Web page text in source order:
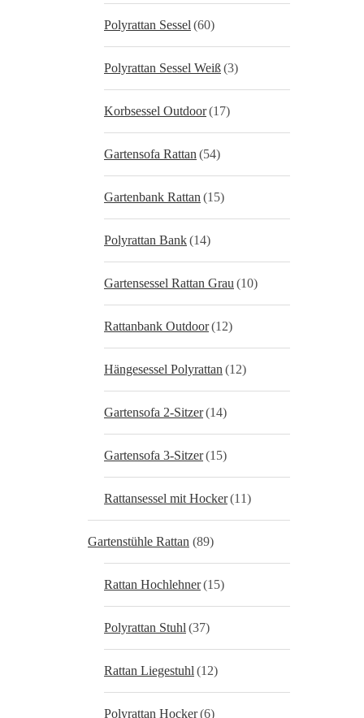
Polyrattan Sessel (60)
Polyrattan Sessel Weiß(3)
Korbsessel Outdoor(17)
Gartensofa Rattan (54)
Gartenbank Rattan (15)
Polyrattan Bank(14)
Gartensessel Rattan Grau (10)
Rattanbank Outdoor(12)
Hängesessel Polyrattan (12)
Gartensofa 2-Sitzer(14)
Gartensofa 3-Sitzer(15)
Rattansessel mit Hocker(11)
Gartenstühle Rattan (89)
Rattan Hochlehner(15)
Polyrattan Stuhl (37)
Rattan Liegestuhl (12)
Polyrattan Hocker(6)